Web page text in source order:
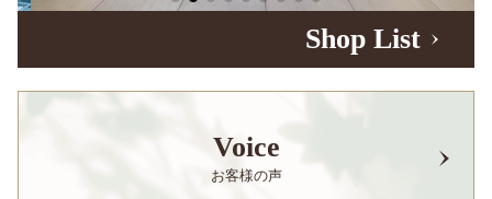
Shop List
Voice
お客様の声